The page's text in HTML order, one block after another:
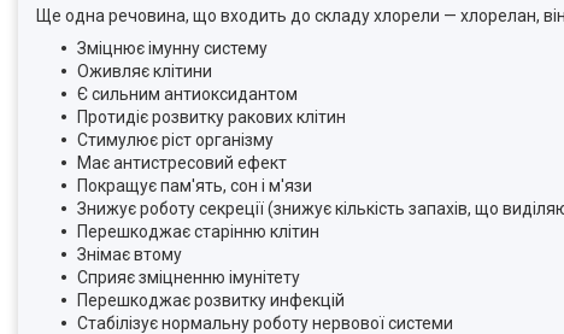
Ще одна речовина, що входить до складу хлорели — хлорелан,
Зміцнює імунну систему
Оживляє клітини
Є сильним антиоксидантом
Протидіє розвитку ракових клітин
Стимулює ріст організму
Має антистресовий ефект
Покращує пам'ять, сон і м'язи
Знижує роботу секреції (знижує кількість запахів, що
Перешкоджає старінню клітин
Знімає втому
Сприяє зміцненню імунітету
Перешкоджає розвитку инфекцій
Стабілізує нормальну роботу нервової системи